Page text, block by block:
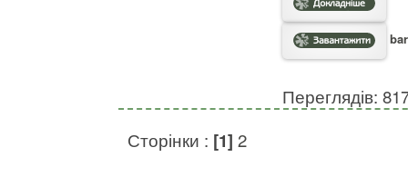
Переглядів:
Сторінки : [1] 2